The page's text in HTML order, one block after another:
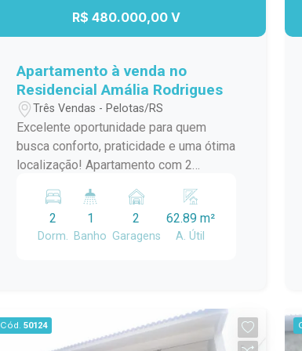
R$ 480.000,00 V
Apartamento à venda no
Residencial Amália Rodrigues
Três Vendas - Pelotas/RS
Excelente oportunidade para quem
busca conforto, praticidade e uma ótima
localização! Apartamento com 2
Avenida Dom Joaquim, em uma das
regiões mais valorizadas da cidade.
Excelente posição solar,
com churrasqueira Sala de estar e jantar
integradas Cozinha funcional Banheiro
2
Dorm.
1
Banho
2
Garagens
62.89 m²
A. Útil
Cód. 50124